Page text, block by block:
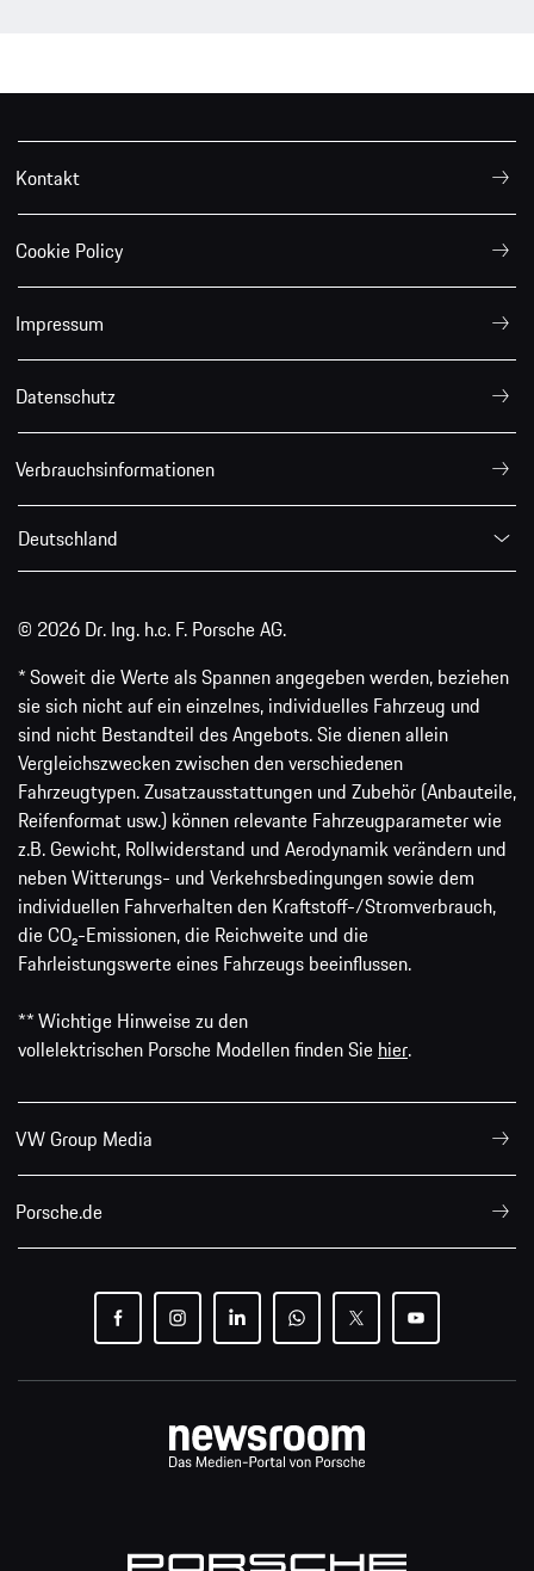
Kontakt
Cookie Policy
Impressum
Datenschutz
Verbrauchsinformationen
Deutschland
© 2026 Dr. Ing. h.c. F. Porsche AG.
* Soweit die Werte als Spannen angegeben werden, beziehen
sie sich nicht auf ein einzelnes, individuelles Fahrzeug und
sind nicht Bestandteil des Angebots. Sie dienen allein
Vergleichszwecken zwischen den verschiedenen
Fahrzeugtypen. Zusatzausstattungen und Zubehör (Anbauteile,
Reifenformat usw.) können relevante Fahrzeugparameter wie
z.B. Gewicht, Rollwiderstand und Aerodynamik verändern und
neben Witterungs- und Verkehrsbedingungen sowie dem
individuellen Fahrverhalten den Kraftstoff-/Stromverbrauch,
die CO₂-Emissionen, die Reichweite und die
Fahrleistungswerte eines Fahrzeugs beeinflussen.
** Wichtige Hinweise zu den
vollelektrischen Porsche Modellen finden Sie hier.
VW Group Media
Porsche.de